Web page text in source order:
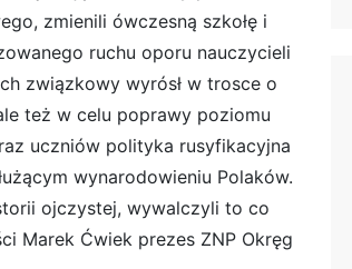
zmienili ówczesną szkołę i
ruchu oporu nauczycieli
związkowy wyrósł w trosce o
też w celu poprawy poziomu
uczniów polityka rusyfikacyjna
wynarodowieniu Polaków.
ojczystej, wywalczyli to co
Marek Ćwiek prezes ZNP Okręg